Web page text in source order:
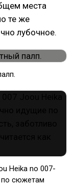
места
те же
лубочное.
Heika no 007-
по сюжетам